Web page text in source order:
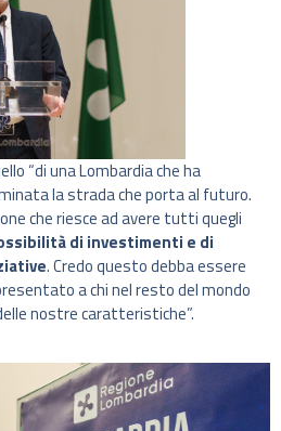
“di una Lombardia che ha
la strada che porta al futuro.
che riesce ad avere tutti quegli
di investimenti e di
. Credo questo debba essere
a chi nel resto del mondo
nostre caratteristiche”.